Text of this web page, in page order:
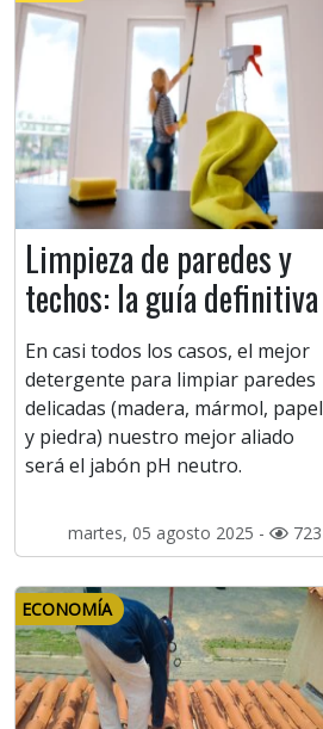
Limpieza de paredes y
techos: la guía definitiva
En casi todos los casos, el mejor
detergente para limpiar paredes
delicadas (madera, mármol, papel
y piedra) nuestro mejor aliado
será el jabón pH neutro.
martes, 05 agosto 2025 - 723
ECONOMÍA